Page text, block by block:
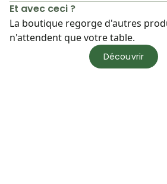
Et avec ceci ?
La boutique regorge d'autres
n'attendent que votre table.
Découvrir